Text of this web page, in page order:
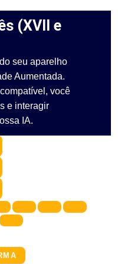
(XVII e
seu aparelho
Aumentada.
você
e interagir
IA.